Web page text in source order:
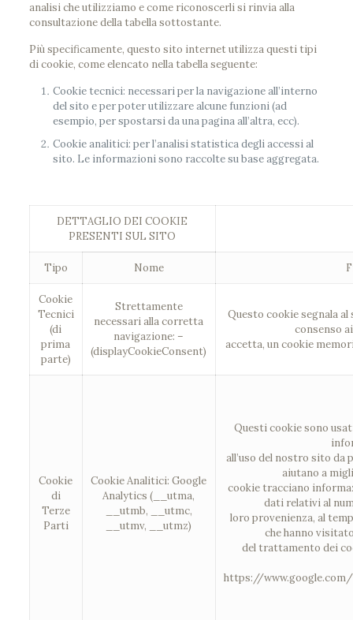
analisi che utilizziamo e come riconoscerli si rinvia alla
consultazione della tabella sottostante.
Più specificamente, questo sito internet utilizza questi tipi
di cookie, come elencato nella tabella seguente:
Cookie tecnici: necessari per la navigazione all’interno
del sito e per poter utilizzare alcune funzioni (ad
esempio, per spostarsi da una pagina all’altra, ecc).
Cookie analitici: per l’analisi statistica degli accessi al
sito. Le informazioni sono raccolte su base aggregata.
DETTAGLIO DEI COOKIE
PRESENTI SUL SITO
Tipo Nome
Cookie
Tecnici
(di
prima
parte)
Strettamente
necessari alla corretta
navigazione: –
(displayCookieConsent)
Questo cookie segnala
consenso
accetta, un cookie
Cookie
di
Terze
Parti
Cookie Analitici: Google
Analytics (__utma,
__utmb, __utmc,
__utmv, __utmz)
Questi cookie sono
all’uso del nostro sito
aiutano a
cookie tracciano
dati relativi al
loro provenienza, al
che hanno
del trattamento dei
https://